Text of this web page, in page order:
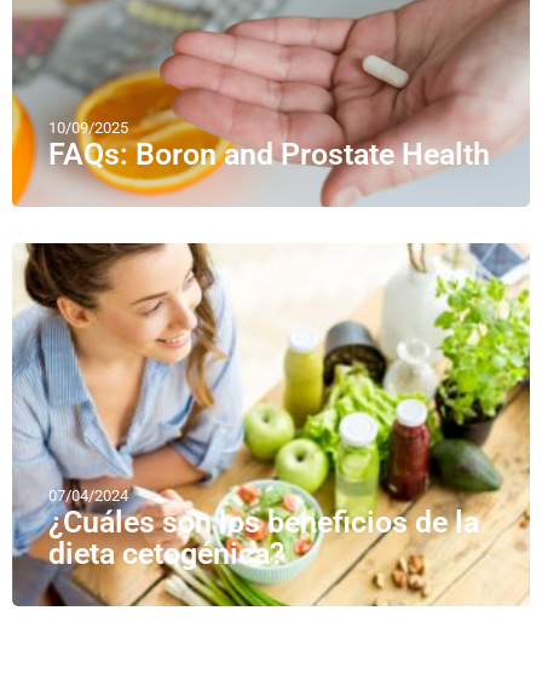
10/09/2025
FAQs: Boron and Prostate Health
07/04/2024
¿Cuáles son los beneficios de la
dieta cetogénica?